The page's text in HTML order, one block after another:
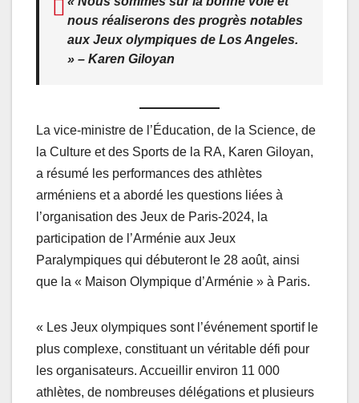
nous réaliserons des progrès notables
aux Jeux olympiques de Los Angeles.
» – Karen Giloyan
La vice-ministre de l’Éducation, de la Science, de
la Culture et des Sports de la RA, Karen Giloyan,
a résumé les performances des athlètes
arméniens et a abordé les questions liées à
l’organisation des Jeux de Paris-2024, la
participation de l’Arménie aux Jeux
Paralympiques qui débuteront le 28 août, ainsi
que la « Maison Olympique d’Arménie » à Paris.
« Les Jeux olympiques sont l’événement sportif le
plus complexe, constituant un véritable défi pour
les organisateurs. Accueillir environ 11 000
athlètes, de nombreuses délégations et plusieurs